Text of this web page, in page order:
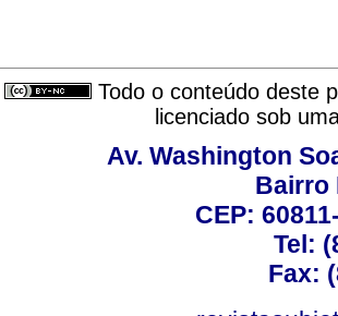
Todo o conteúdo deste
licenciado sob
Av. Washington
Bairro
CEP:
Tel:
Fax: